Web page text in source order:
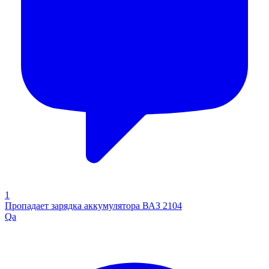
1
Пропадает зарядка аккумулятора ВАЗ 2104
Qa